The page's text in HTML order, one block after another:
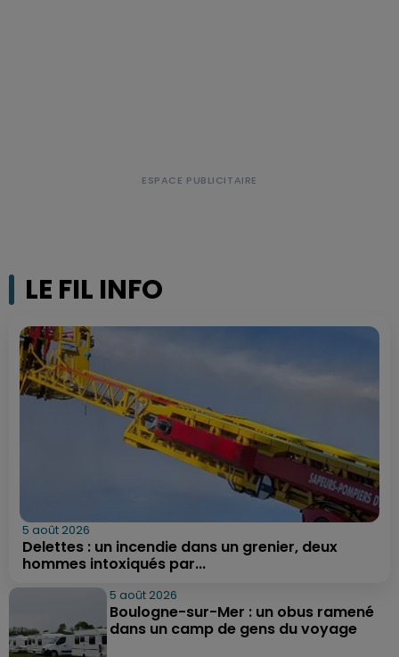
LE FIL INFO
5 août 2026
Delettes : un incendie dans un grenier, deux
hommes intoxiqués par...
5 août 2026
Boulogne-sur-Mer : un obus ramené
dans un camp de gens du voyage